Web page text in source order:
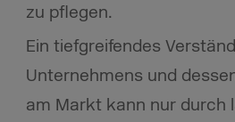
zu pflegen.
Ein tiefgreifendes
Unternehmens und
am Markt kann nur durch